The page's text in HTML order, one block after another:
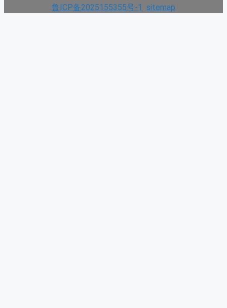
鲁ICP备2025155355号-1 sitemap